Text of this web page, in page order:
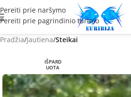
Pereiti prie naršymo
Pereiti prie pagrindinio turinio
Pradžia Jautiena Steikai
IŠPARD
UOTA